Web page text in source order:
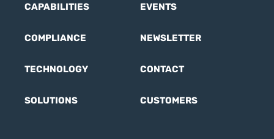
CAPABILITIES
COMPLIANCE
TECHNOLOGY
SOLUTIONS
EVENTS
NEWSLETTER
CONTACT
CUSTOMERS